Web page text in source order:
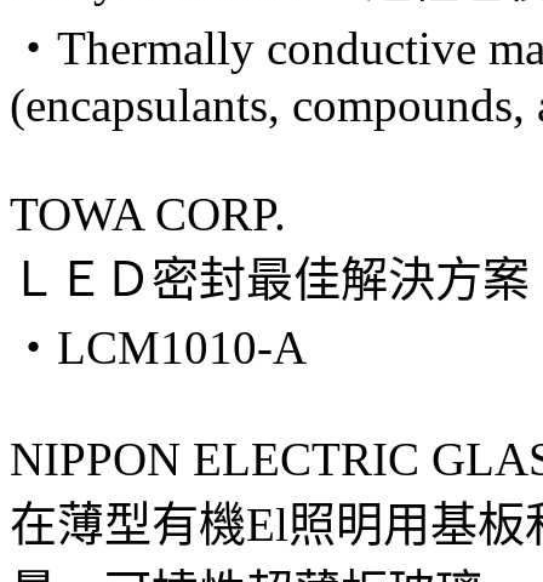
・Thermally conductive
(encapsulants, compounds,
TOWA CORP.
ＬＥＤ密封最佳解決方案
・LCM1010-A
NIPPON ELECTRIC
在薄型有機El照明用基